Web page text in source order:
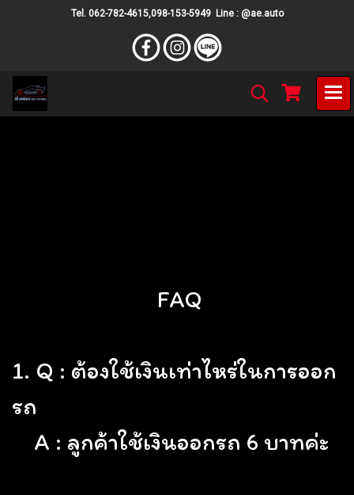
Tel. 062-782-4615,098-153-5949 Line : @ae.auto
FAQ
1. Q : ต้องใช้เงินเท่าไหร่ในการออก
รถ
A : ลูกค้าใช้เงินออกรถ 6 บาทค่ะ